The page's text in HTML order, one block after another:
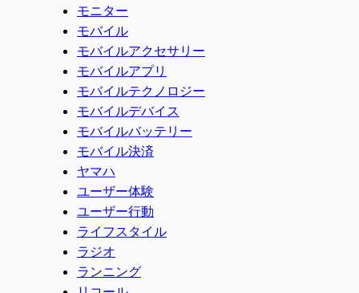
モニター
モバイル
モバイルアクセサリー
モバイルアプリ
モバイルテクノロジー
モバイルデバイス
モバイルバッテリー
モバイル決済
ヤマハ
ユーザー体験
ユーザー行動
ライフスタイル
ラジオ
ランニング